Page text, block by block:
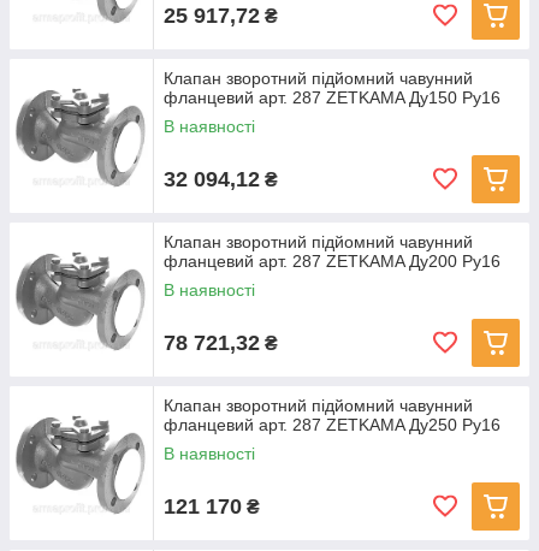
25 917,72 ₴
Клапан зворотний підйомний чавунний
фланцевий арт. 287 ZETKAMA Ду150 Ру16
В наявності
32 094,12 ₴
Клапан зворотний підйомний чавунний
фланцевий арт. 287 ZETKAMA Ду200 Ру16
В наявності
78 721,32 ₴
Клапан зворотний підйомний чавунний
фланцевий арт. 287 ZETKAMA Ду250 Ру16
В наявності
121 170 ₴